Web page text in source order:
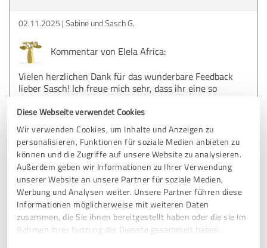
Diese Webseite verwendet Cookies
Wir verwenden Cookies, um Inhalte und Anzeigen zu
personalisieren, Funktionen für soziale Medien anbieten zu
können und die Zugriffe auf unsere Website zu analysieren.
Außerdem geben wir Informationen zu Ihrer Verwendung
unserer Website an unsere Partner für soziale Medien,
Werbung und Analysen weiter. Unsere Partner führen diese
Informationen möglicherweise mit weiteren Daten
zusammen, die Sie ihnen bereitgestellt haben oder die sie im
Rahmen Ihrer Nutzung der Dienste gesammelt haben.
02.11.2025 Sabine und Sasch G.
Kommentar von Elela Africa:
Vielen herzlichen Dank für das wunderbare Feedback
lieber Sasch! Ich freue mich sehr, dass ihr eine so
Liebe Grüße an euch beide und bis bald in Afrika 🦒
5,00 von 5
SEHR GUT Empfehlung
Liebe Frau Claassen,